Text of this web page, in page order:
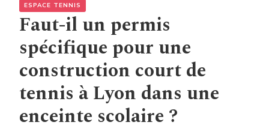
ESPACE TENNIS
Faut-il un permis
spécifique pour une
construction court de
tennis à Lyon dans une
enceinte scolaire ?